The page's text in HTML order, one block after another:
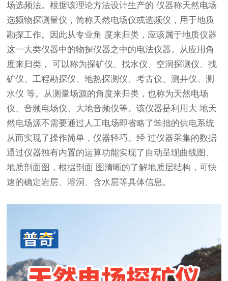
场选频法。根据该理论方法设计生产的 仪器称天然电场
选频物探测量仪，简称天然电场仪或选频仪，用于地质
勘探工作。因此从专业角 度来归类，应该属于地质仪器
这一大类仪器中的物探仪器之中的电法仪器。从应用角
度来归类， 可以称为探矿仪、找水仪、空洞探测仪、找
矿仪、工程勘探仪、地热探测仪、考古仪、测井仪、测
水仪 等。从测量场源的角度来归类，也称为天然电场
仪、音频电场仪、大地音频仪等。该仪器是利用大 地天
然电场源不需要通过人工电场即省略了笨拙的供电系统
从而实现了操作简单，仪器轻巧。经 过仪器采集的数据
通过仪器独有内置的运算功能实现了自动呈现曲线图、
地质剖面图，根据剖面 图清晰的了解地质层结构，可快
速的确定岩层、溶洞、含水层等具体信息。